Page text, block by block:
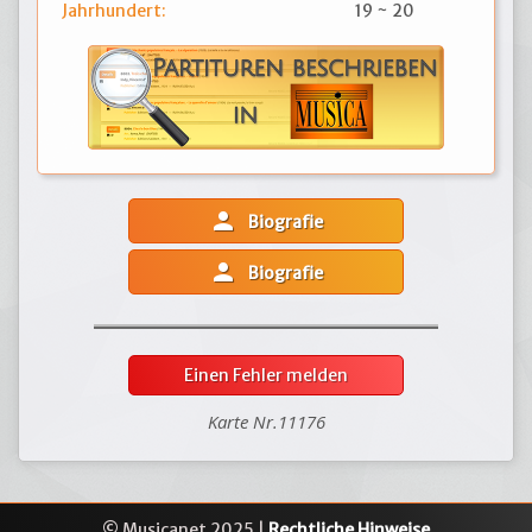
Jahrhundert: 19 ~ 20
person Biografie
person Biografie
Einen Fehler melden
Karte Nr.11176